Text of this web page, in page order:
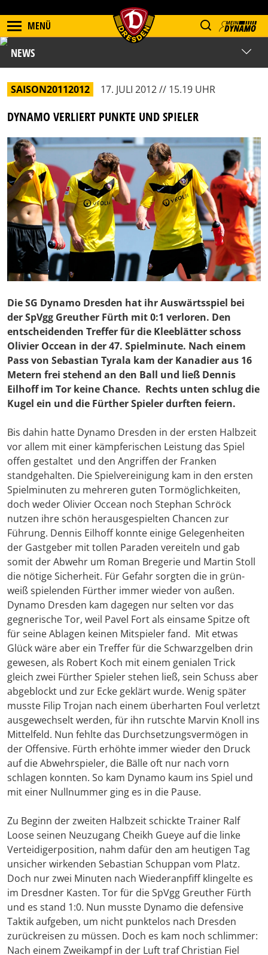
MENÜ
NEWS
SAISON20112012 17. JULI 2012 // 15.19 UHR
DYNAMO VERLIERT PUNKTE UND SPIELER
Die SG Dynamo Dresden hat ihr Auswärtsspiel bei
der SpVgg Greuther Fürth mit 0:1 verloren. Den
entscheidenden Treffer für die Kleeblätter schoss
Olivier Occean in der 47. Spielminute. Nach einem
Pass von Sebastian Tyrala kam der Kanadier aus 16
Metern frei stehend an den Ball und ließ Dennis
Eilhoff im Tor keine Chance. Rechts unten schlug die
Kugel ein und die Fürther Spieler durften feiern.
Bis dahin hatte Dynamo Dresden in der ersten Halbzeit
vor allem mit einer kämpferischen Leistung das Spiel
offen gestaltet und den Angriffen der Franken
standgehalten. Die Spielvereinigung kam in den ersten
Spielminuten zu mehreren guten Tormöglichkeiten,
doch weder Olivier Occean noch Stephan Schröck
nutzen ihre schön herausgespielten Chancen zur
Führung. Dennis Eilhoff konnte einige Gelegenheiten
der Gastgeber mit tollen Paraden vereiteln und gab
somit der Abwehr um Roman Bregerie und Martin Stoll
die nötige Sicherheit. Für Gefahr sorgten die in grün-
weiß spielenden Fürther immer wieder von außen.
Dynamo Dresden kam dagegen nur selten vor das
gegnerische Tor, weil Pavel Fort als einsame Spitze oft
für seine Ablagen keinen Mitspieler fand. Mit etwas
Glück wäre aber ein Treffer für die Schwarzgelben drin
gewesen, als Robert Koch mit einem genialen Trick
gleich zwei Fürther Spieler stehen ließ, sein Schuss aber
abgeblockt und zur Ecke geklärt wurde. Wenig später
musste Filip Trojan nach einem überharten Foul verletzt
ausgewechselt werden, für ihn rutschte Marvin Knoll ins
Mittelfeld. Nun fehlte das Durchsetzungsvermögen in
der Offensive. Fürth erhöhte immer wieder den Druck
auf die Abwehrspieler, die Bälle oft nur nach vorn
schlagen konnten. So kam Dynamo kaum ins Spiel und
mit einer Nullnummer ging es in die Pause.
Zu Beginn der zweiten Halbzeit schickte Trainer Ralf
Loose seinen Neuzugang Cheikh Gueye auf die linke
Verteidigerposition, nahm dafür den am heutigen Tag
unsicher wirkenden Sebastian Schuppan vom Platz.
Doch nur zwei Minuten nach Wiederanpfiff klingelte es
im Dresdner Kasten. Tor für die SpVgg Greuther Fürth
und es stand 1:0. Nun musste Dynamo die defensive
Taktik aufgeben, um nicht punktelos nach Dresden
zurückreisen zu müssen. Doch es kam noch schlimmer:
Nach einem Zweikampf in der Luft traf Christian Fiel